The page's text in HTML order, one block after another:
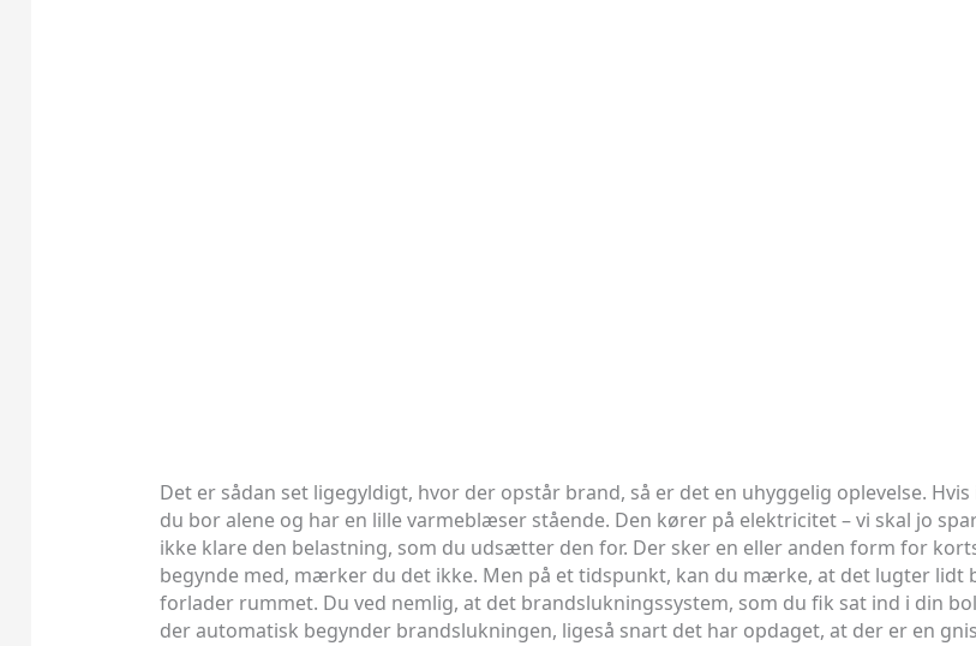
Det er sådan set ligegyldigt, hvor der opstår brand, så er det en uhyggelig oplevelse.
du bor alene og har en lille varmeblæser stående. Den kører på elektricitet – vi skal jo
ikke klare den belastning, som du udsætter den for. Der sker en eller anden form for
begynde med, mærker du det ikke. Men på et tidspunkt, kan du mærke, at det lugter
forlader rummet. Du ved nemlig, at det brandslukningssystem, som du fik sat ind i din
der automatisk begynder brandslukningen, ligeså snart det har opdaget, at der er en